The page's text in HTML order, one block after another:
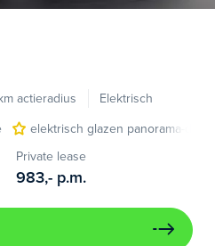
actieradius
Elektrisch
elektrisch glazen panorama-dak
Private lease
983,- p.m.